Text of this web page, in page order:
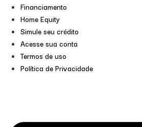
Financiamento
Home Equity
Simule seu crédito
Acesse sua conta
Termos de uso
Política de Privacidade